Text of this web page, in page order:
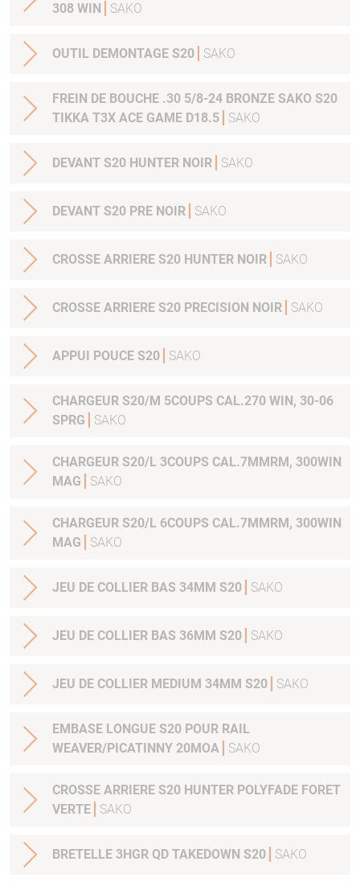
308 WIN
SAKO
OUTIL DEMONTAGE S20 SAKO
FREIN DE BOUCHE .30 5/8-24 BRONZE SAKO S20
TIKKA T3X ACE GAME D18.5
SAKO
DEVANT S20 HUNTER NOIR SAKO
DEVANT S20 PRE NOIR SAKO
CROSSE ARRIERE S20 HUNTER NOIR SAKO
CROSSE ARRIERE S20 PRECISION NOIR SAKO
APPUI POUCE S20 SAKO
CHARGEUR S20/M 5COUPS CAL.270 WIN, 30-06
SPRG
SAKO
CHARGEUR S20/L 3COUPS CAL.7MMRM, 300WIN
MAG
SAKO
CHARGEUR S20/L 6COUPS CAL.7MMRM, 300WIN
MAG
SAKO
JEU DE COLLIER BAS 34MM S20 SAKO
JEU DE COLLIER BAS 36MM S20 SAKO
JEU DE COLLIER MEDIUM 34MM S20 SAKO
EMBASE LONGUE S20 POUR RAIL
WEAVER/PICATINNY 20MOA
SAKO
CROSSE ARRIERE S20 HUNTER POLYFADE FORET
VERTE
SAKO
BRETELLE 3HGR QD TAKEDOWN S20 SAKO